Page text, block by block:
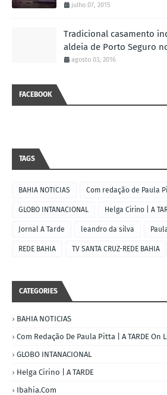
julho 07, 2015
Tradicional casamento
aldeia de Porto Seguro
agosto 03, 2016
FACEBOOK
TAGS
BAHIA NOTICIAS Com redação de Paula
GLOBO INTANACIONAL Helga Cirino | A
Jornal A Tarde leandro da silva
REDE BAHIA TV SANTA CRUZ-REDE BAHIA
CATEGORIES
BAHIA NOTICIAS
Com Redação De Paula Pitta | A TARDE On
GLOBO INTANACIONAL
Helga Cirino | A TARDE
Ibahia.com